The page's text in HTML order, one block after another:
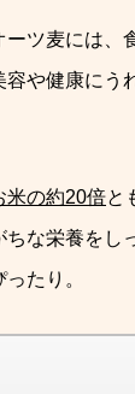
ツ麦には、
や健康にう
米の約20倍と
ちな栄養をし
たり。